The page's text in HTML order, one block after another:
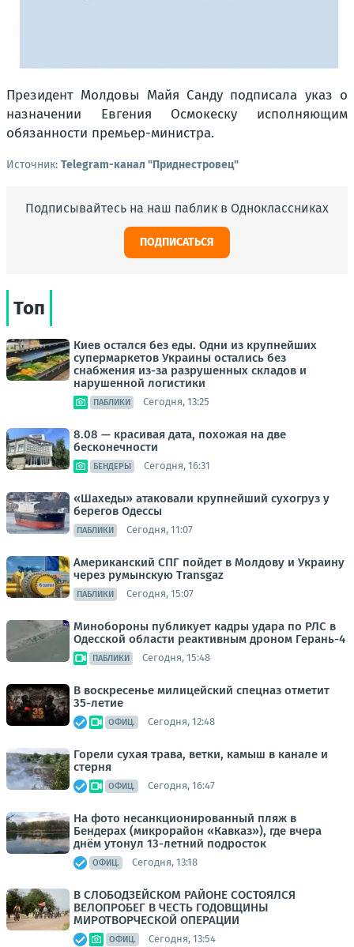
Президент Молдовы Майя Санду подписала указ о
назначении Евгения Осмокеску исполняющим
обязанности премьер-министра.
Источник: Telegram-канал "Приднестровец"
Подписывайтесь на наш паблик в Одноклассниках
ПОДПИСАТЬСЯ
Топ
Киев остался без еды. Одни из крупнейших
супермаркетов Украины остались без
снабжения из-за разрушенных складов и
нарушенной логистики
ПАБЛИКИ Сегодня, 13:25
8.08 — красивая дата, похожая на две
бесконечности
БЕНДЕРЫ Сегодня, 16:31
«Шахеды» атаковали крупнейший сухогруз у
берегов Одессы
ПАБЛИКИ Сегодня, 11:07
Американский СПГ пойдет в Молдову и Украину
через румынскую Transgaz
ПАБЛИКИ Сегодня, 15:07
Минобороны публикует кадры удара по РЛС в
Одесской области реактивным дроном Герань-4
ПАБЛИКИ Сегодня, 15:48
В воскресенье милицейский спецназ отметит
35-летие
ОФИЦ. Сегодня, 12:48
Горели сухая трава, ветки, камыш в канале и
стерня
ОФИЦ. Сегодня, 16:47
На фото несанкционированный пляж в
Бендерах (микрорайон «Кавказ»), где вчера
днём утонул 13-летний подросток
ОФИЦ. Сегодня, 13:18
В СЛОБОДЗЕЙСКОМ РАЙОНЕ СОСТОЯЛСЯ
ВЕЛОПРОБЕГ В ЧЕСТЬ ГОДОВЩИНЫ
МИРОТВОРЧЕСКОЙ ОПЕРАЦИИ
ОФИЦ. Сегодня, 13:54